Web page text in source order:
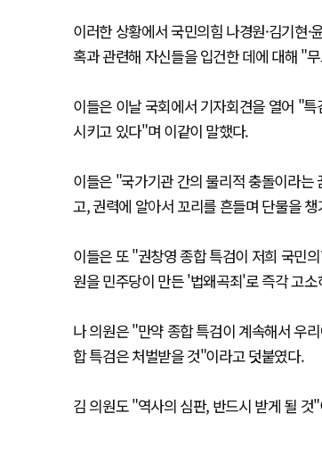
이러한 상황에서 국민의힘 나경원·김기현
혹과 관련해 자신들을 입건한 데에 대해 "
이들은 이날 국회에서 기자회견을 열어 "
시키고 있다"며 이같이 말했다.
이들은 "국가기관 간의 물리적 충돌이라
고, 권력에 알아서 꼬리를 흔들며 단물을
이들은 또 "권창영 종합 특검이 저희 국민
원을 민주당이 만든 '법왜곡죄'로 즉각 고
나 의원은 "만약 종합 특검이 계속해서 우
합 특검은 처벌받을 것"이라고 덧붙였다.
김 의원도 "역사의 심판, 반드시 받게 될 것